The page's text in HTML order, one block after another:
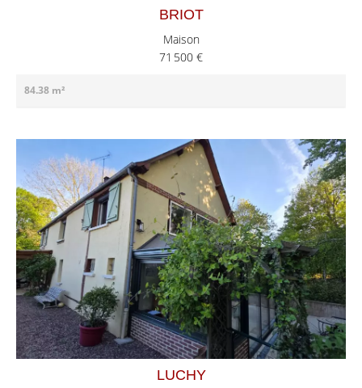
BRIOT
Maison
71 500 €
84.38 m²
LUCHY